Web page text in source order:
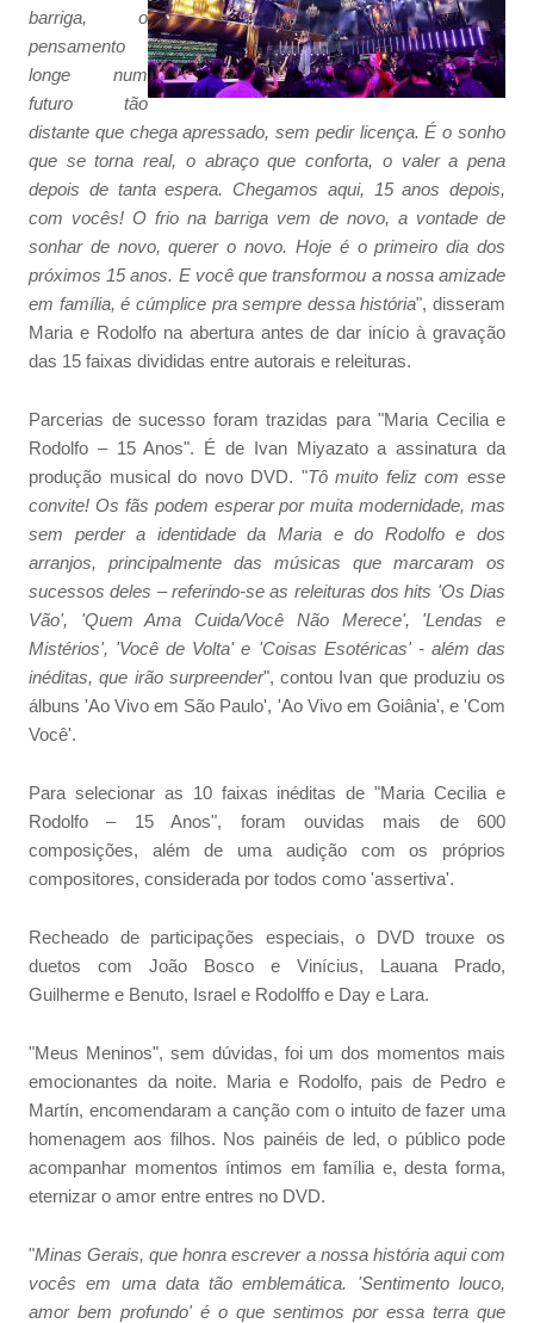
barriga, o
pensamento
longe num
futuro tão
distante que chega apressado, sem pedir licença. É o sonho
que se torna real, o abraço que conforta, o valer a pena
depois de tanta espera. Chegamos aqui, 15 anos depois,
com vocês! O frio na barriga vem de novo, a vontade de
sonhar de novo, querer o novo. Hoje é o primeiro dia dos
próximos 15 anos. E você que transformou a nossa amizade
em família, é cúmplice pra sempre dessa história", disseram
Maria e Rodolfo na abertura antes de dar início à gravação
das 15 faixas divididas entre autorais e releituras.
Parcerias de sucesso foram trazidas para "Maria Cecilia e
Rodolfo – 15 Anos". É de Ivan Miyazato a assinatura da
produção musical do novo DVD. "Tô muito feliz com esse
convite! Os fãs podem esperar por muita modernidade, mas
sem perder a identidade da Maria e do Rodolfo e dos
arranjos, principalmente das músicas que marcaram os
sucessos deles – referindo-se as releituras dos hits 'Os Dias
Vão', 'Quem Ama Cuida/Você Não Merece', 'Lendas e
Mistérios', 'Você de Volta' e 'Coisas Esotéricas' - além das
inéditas, que irão surpreender", contou Ivan que produziu os
álbuns 'Ao Vivo em São Paulo', 'Ao Vivo em Goiânia', e 'Com
Você'.
Para selecionar as 10 faixas inéditas de "Maria Cecilia e
Rodolfo – 15 Anos", foram ouvidas mais de 600
composições, além de uma audição com os próprios
compositores, considerada por todos como 'assertiva'.
Recheado de participações especiais, o DVD trouxe os
duetos com João Bosco e Vinícius, Lauana Prado,
Guilherme e Benuto, Israel e Rodolffo e Day e Lara.
"Meus Meninos", sem dúvidas, foi um dos momentos mais
emocionantes da noite. Maria e Rodolfo, pais de Pedro e
Martín, encomendaram a canção com o intuito de fazer uma
homenagem aos filhos. Nos painéis de led, o público pode
acompanhar momentos íntimos em família e, desta forma,
eternizar o amor entre entres no DVD.
"Minas Gerais, que honra escrever a nossa história aqui com
vocês em uma data tão emblemática. 'Sentimento louco,
amor bem profundo' é o que sentimos por essa terra que